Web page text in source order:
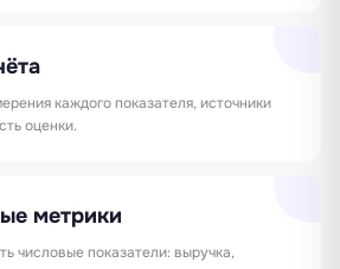
каждого показателя, источники
оценки.
метрики
числовые показатели: выручка,